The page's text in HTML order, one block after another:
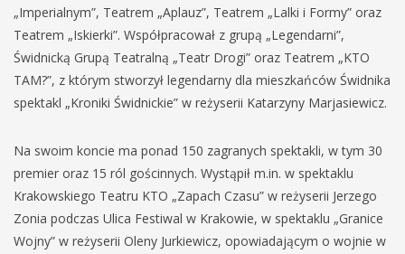
„Imperialnym”, Teatrem „Aplauz”, Teatrem „Lalki i Formy” oraz
Teatrem „Iskierki”. Współpracował z grupą „Legendarni”,
Świdnicką Grupą Teatralną „Teatr Drogi” oraz Teatrem „KTO
TAM?”, z którym stworzył legendarny dla mieszkańców Świdnika
spektakl „Kroniki Świdnickie” w reżyserii Katarzyny Marjasiewicz.
Na swoim koncie ma ponad 150 zagranych spektakli, w tym 30
premier oraz 15 ról gościnnych. Wystąpił m.in. w spektaklu
Krakowskiego Teatru KTO „Zapach Czasu” w reżyserii Jerzego
Zonia podczas Ulica Festiwal w Krakowie, w spektaklu „Granice
Wojny” w reżyserii Oleny Jurkiewicz, opowiadającym o wojnie w